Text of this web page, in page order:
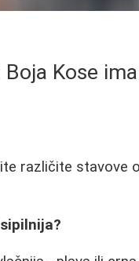
Kose
različite stavove